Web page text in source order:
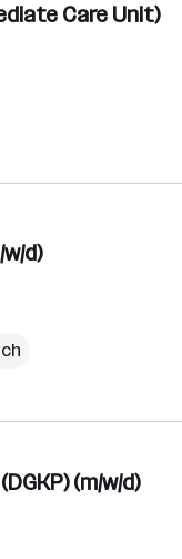
Care Unit)
d)
(m/w/d)